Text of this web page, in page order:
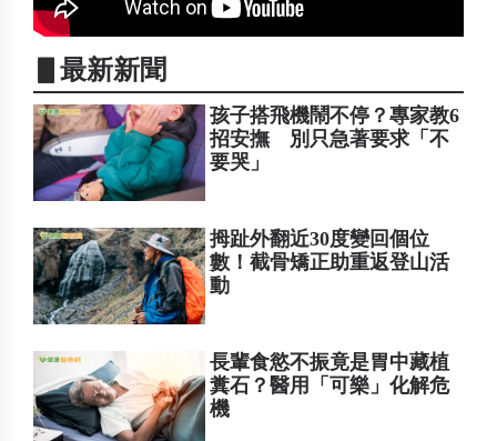
▋最新新聞
孩子搭飛機鬧不停？專家教6
招安撫 別只急著要求「不
要哭」
拇趾外翻近30度變回個位
數！截骨矯正助重返登山活
動
長輩食慾不振竟是胃中藏植
糞石？醫用「可樂」化解危
機